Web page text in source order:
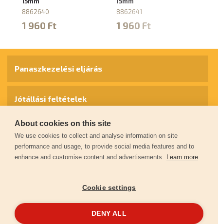
8862640
1 960 Ft
8862641
1 960 Ft
Panaszkezelési eljárás
Jótállási feltételek
Személyes adatok védelme
Kapcsolat
Garancia regisztráció
About cookies on this site
We use cookies to collect and analyse information on site
performance and usage, to provide social media features and to
enhance and customise content and advertisements. Learn more
Cookie settings
DENY ALL